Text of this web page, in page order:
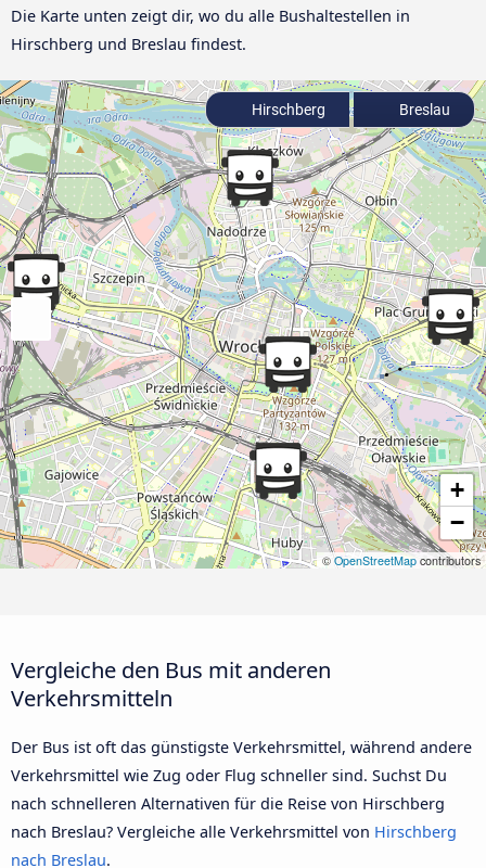
Die Karte unten zeigt dir, wo du alle Bushaltestellen in
Hirschberg und Breslau findest.
+
−
©OpenStreetMap contributors
Hirschberg Breslau
Vergleiche den Bus mit anderen
Verkehrsmitteln
Der Bus ist oft das günstigste Verkehrsmittel, während andere
Verkehrsmittel wie Zug oder Flug schneller sind. Suchst Du
nach schnelleren Alternativen für die Reise von Hirschberg
nach Breslau? Vergleiche alle Verkehrsmittel von Hirschberg
nach Breslau.